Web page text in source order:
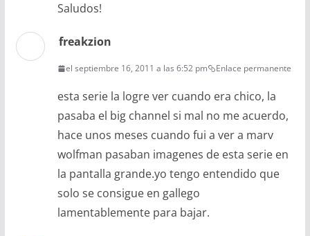
Saludos!
freakzion
el septiembre 16, 2011 a las 6:52 pm Enlace permanente
esta serie la logre ver cuando era chico, la
pasaba el big channel si mal no me acuerdo,
hace unos meses cuando fui a ver a marv
wolfman pasaban imagenes de esta serie en
la pantalla grande.yo tengo entendido que
solo se consigue en gallego
lamentablemente para bajar.